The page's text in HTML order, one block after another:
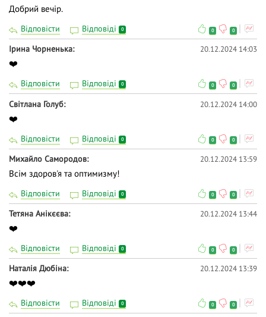
Добрий вечір.
Відповісти Відповіді 0 0 0
Ірина Чорненька 20.12.2024 14:03
❤️
Відповісти Відповіді 0 0 0
Світлана Голуб 20.12.2024 14:00
❤️
Відповісти Відповіді 0 0 0
Михайло Самородов 20.12.2024 13:59
Всім здоров'я та оптимизму!
Відповісти Відповіді 0 0 0
Тетяна Анікєєва 20.12.2024 13:44
❤️
Відповісти Відповіді 0 0 0
Наталія Дюбіна 20.12.2024 13:39
❤️❤️❤️
Відповісти Відповіді 0 0 0